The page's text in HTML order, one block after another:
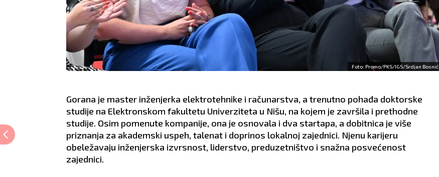
Foto: Promo/PKS/IGS/Srdjan Bosnić
Gorana je master inženjerka elektrotehnike i računarstva, a trenutno pohađa doktorske
studije na Elektronskom fakultetu Univerziteta u Nišu, na kojem je završila i prethodne
studije. Osim pomenute kompanije, ona je osnovala i dva startapa, a dobitnica je više
priznanja za akademski uspeh, talenat i doprinos lokalnoj zajednici. Njenu karijeru
obeležavaju inženjerska izvrsnost, liderstvo, preduzetništvo i snažna posvećenost
zajednici.